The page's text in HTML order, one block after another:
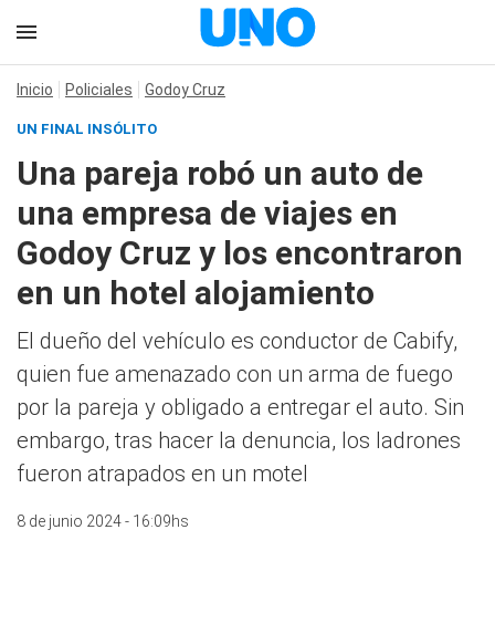
Inicio Policiales Godoy Cruz
UN FINAL INSÓLITO
Una pareja robó un auto de
una empresa de viajes en
Godoy Cruz y los encontraron
en un hotel alojamiento
El dueño del vehículo es conductor de Cabify,
quien fue amenazado con un arma de fuego
por la pareja y obligado a entregar el auto. Sin
embargo, tras hacer la denuncia, los ladrones
fueron atrapados en un motel
8 de junio 2024 - 16:09hs